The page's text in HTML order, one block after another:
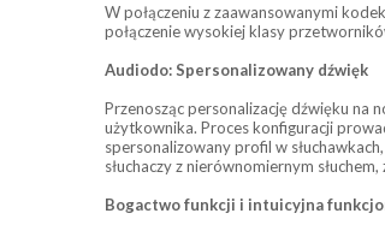
W połączeniu z zaawansowanymi
połączenie wysokiej klasy
Audiodo: Spersonalizowany dźwięk
Przenosząc personalizację dźwięku na
użytkownika. Proces konfiguracji
spersonalizowany profil w
słuchaczy z nierównomiernym
Bogactwo funkcji i intuicyjna